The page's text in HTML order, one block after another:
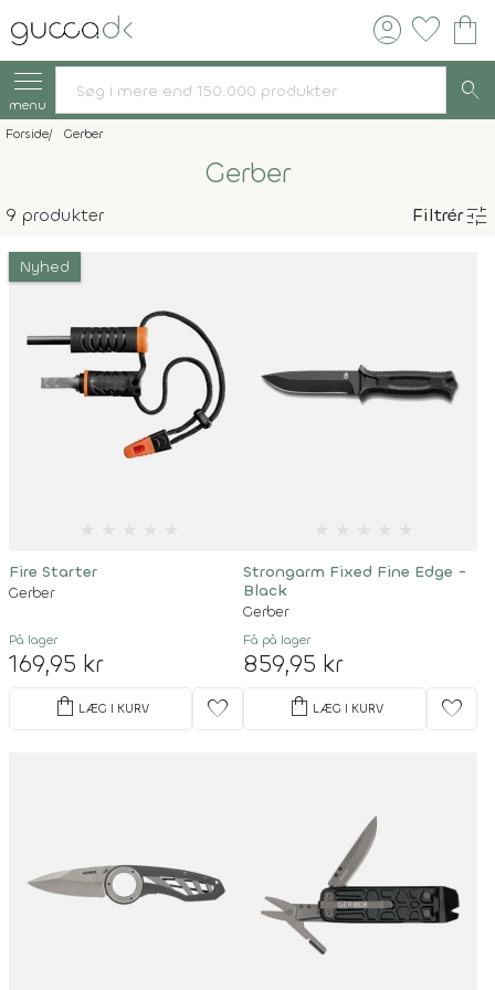
account_circle favorite shopping_bag
menu search
Forside Gerber
Gerber
9 produkter Filtrértune
Nyhed
Fire Starter
Gerber
På lager
169,95 kr
shopping_bag LÆG I KURV favorite
Strongarm Fixed Fine Edge -
Black
Gerber
Få på lager
859,95 kr
shopping_bag LÆG I KURV favorite